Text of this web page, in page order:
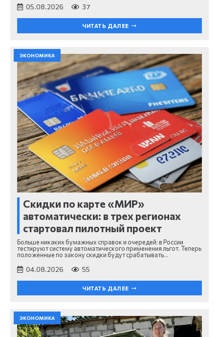
05.08.2026 37
ЧИТАТЬ ДАЛЕЕ
ЭКОНОМИКА
Скидки по карте «МИР»
автоматически: в трех регионах
стартовал пилотный проект
Больше никаких бумажных справок и очередей: в России
тестируют систему автоматического применения льгот. Теперь
положенные по закону скидки будут срабатывать…
04.08.2026 55
ЧИТАТЬ ДАЛЕЕ
ЭКОНОМИКА